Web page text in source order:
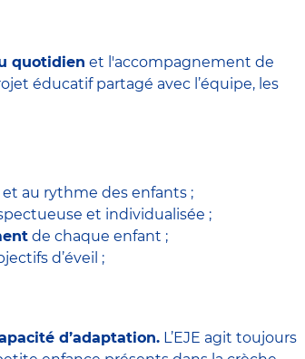
quotidien et l'accompagnement de
éducatif partagé avec l’équipe, les
et au rythme des enfants ;
et individualisée ;
de chaque enfant ;
d’éveil ;
d’adaptation. L’EJE agit toujours